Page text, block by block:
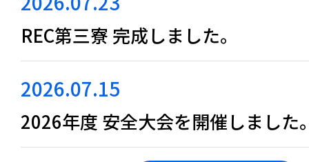
REC第三寮 完成しました。
2026.07.15
2026年度 安全大会を開催しました